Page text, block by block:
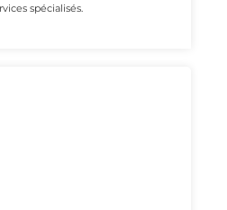
spécialisés.